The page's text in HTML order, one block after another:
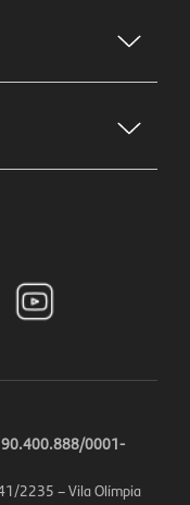
90.400.888/0001-
2235 – Vila Olímpia